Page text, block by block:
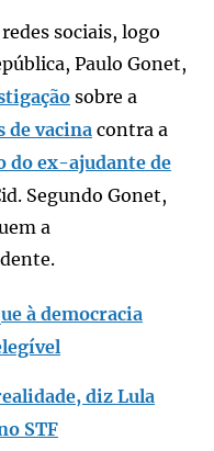
sociais, logo
Paulo Gonet,
sobre a
de vacina contra a
do ex-ajudante de
Segundo Gonet,
a
à democracia
diz Lula
STF